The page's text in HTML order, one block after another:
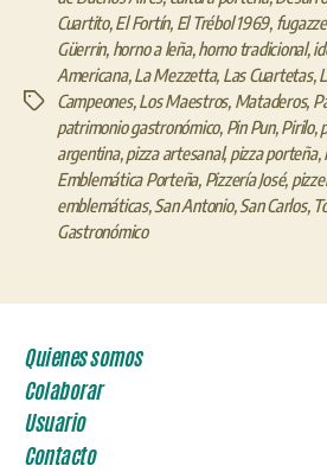
Etiquetas
Cuartito, El Fortín, El Trébol 1969,
Güerrin, horno a leña, horno tradicional,
Americana, La Mezzetta, Las Cuartetas,
Campeones, Los Maestros, Mataderos,
patrimonio gastronómico, Pin Pun, Pirilo,
argentina, pizza artesanal,pizza porteña,
Emblemática Porteña, Pizzería José,
emblemáticas, San Antonio, San Carlos,
Gastronómico
Quienes somos
Colaborar
Usuario
Contacto